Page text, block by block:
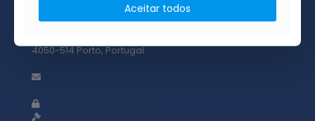
ADTI Associação das Doenças da Tiróide
4050-514 Porto, Portugal
Aceitar todos